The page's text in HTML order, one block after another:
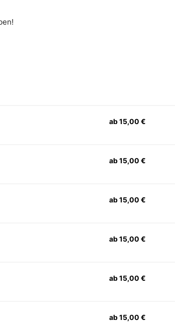
ab 15,00 €
ab 15,00 €
ab 15,00 €
ab 15,00 €
ab 15,00 €
ab 15,00 €